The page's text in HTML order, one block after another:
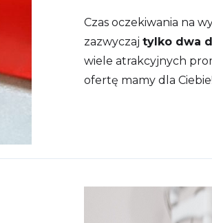
Czas oczekiwania na
zazwyczaj tylko dwa
wiele atrakcyjnych
ofertę mamy dla